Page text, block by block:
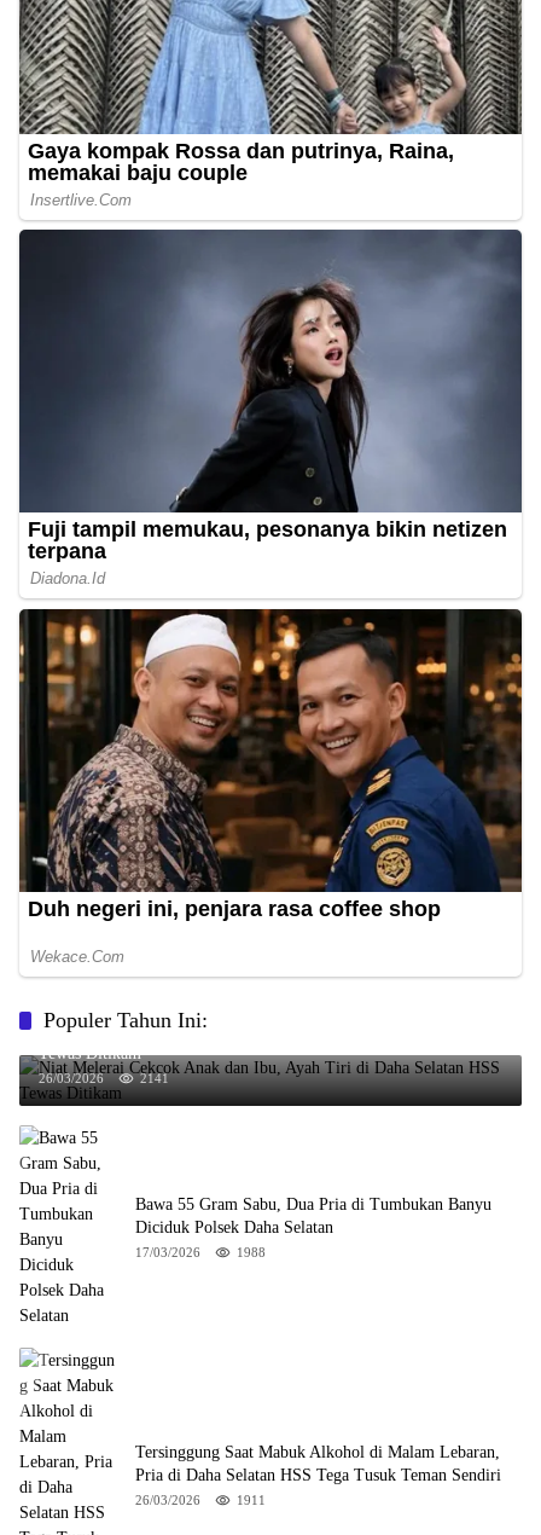
Populer Tahun Ini:
Niat Melerai Cekcok Anak dan Ibu, Ayah Tiri di Daha Selatan HSS
Tewas Ditikam
26/03/2026 2141
Bawa 55 Gram Sabu, Dua Pria di Tumbukan Banyu
Diciduk Polsek Daha Selatan
17/03/2026 1988
Tersinggung Saat Mabuk Alkohol di Malam Lebaran,
Pria di Daha Selatan HSS Tega Tusuk Teman Sendiri
26/03/2026 1911